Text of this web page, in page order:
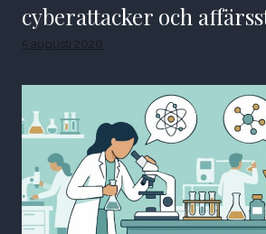
cyberattacker och
5 augusti 2026